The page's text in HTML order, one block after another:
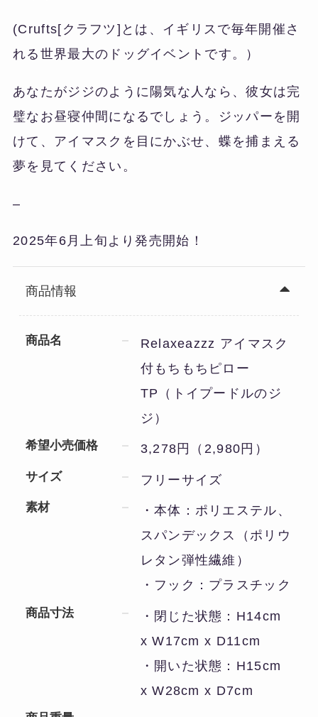
(Crufts[クラフツ] とは、イギリスで毎年開催さ
れる世界最大のドッグイベントです。）
あなたがジジのように陽気な人なら、彼女は完
璧なお昼寝仲間になるでしょう。ジッパーを開
けて、アイマスクを目にかぶせ、蝶を捕まえる
夢を見てください。
–
2025年6月上旬より発売開始！
商品情報
商品名
Relaxeazzz アイマスク
付もちもちピロー
TP（トイプードルのジ
ジ）
希望小売価格 3,278円（2,980円）
サイズ フリーサイズ
素材
・本体：ポリエステル、
スパンデックス（ポリウ
レタン弾性繊維）
・フック：プラスチック
商品寸法
・閉じた状態：H14cm
x W17cm x D11cm
・開いた状態：H15cm
x W28cm x D7cm